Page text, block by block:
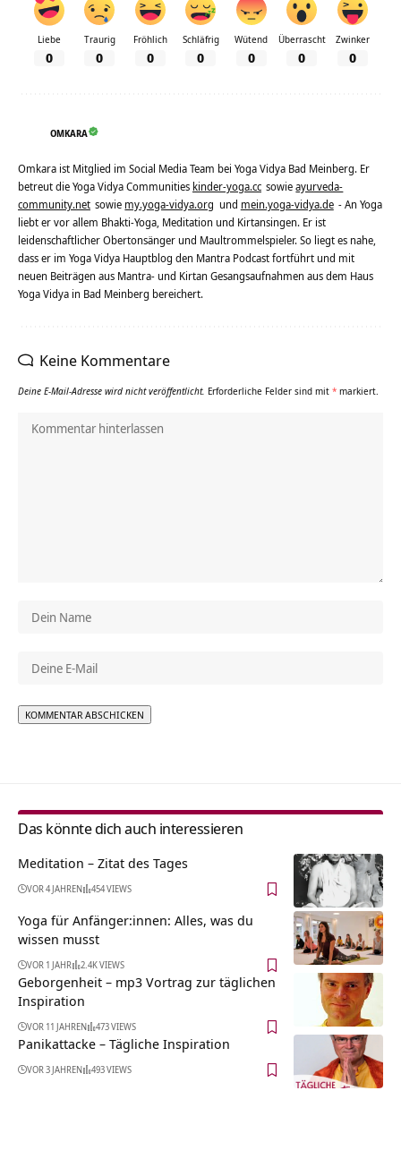
Liebe
0
Traurig
0
Fröhlich
0
Schläfrig
0
Wütend
0
Überrascht
0
Zwinker
0
OMKARA
Omkara ist Mitglied im Social Media Team bei Yoga Vidya Bad Meinberg. Er
betreut die Yoga Vidya Communities kinder-yoga.cc sowieayurveda-
community.net sowie my.yoga-vidya.org und mein.yoga-vidya.de - An Yoga
liebt er vor allem Bhakti-Yoga, Meditation und Kirtansingen. Er ist
leidenschaftlicher Obertonsänger und Maultrommelspieler. So liegt es nahe,
dass er im Yoga Vidya Hauptblog den Mantra Podcast fortführt und mit
neuen Beiträgen aus Mantra- und Kirtan Gesangsaufnahmen aus dem Haus
Yoga Vidya in Bad Meinberg bereichert.
Keine Kommentare
Deine E-Mail-Adresse wird nicht veröffentlicht. Erforderliche Felder sind mit * markiert.
Das könnte dich auch interessieren
Meditation – Zitat des Tages
VOR 4 JAHREN 454 VIEWS
Yoga für Anfänger:innen: Alles, was du
wissen musst
VOR 1 JAHR 2.4K VIEWS
Geborgenheit – mp3 Vortrag zur täglichen
Inspiration
VOR 11 JAHREN 473 VIEWS
Panikattacke – Tägliche Inspiration
VOR 3 JAHREN 493 VIEWS